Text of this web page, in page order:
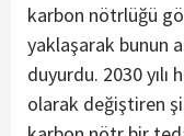
karbon nötrlüğü
yaklaşarak bunun
duyurdu. 2030 yılı
olarak değiştiren